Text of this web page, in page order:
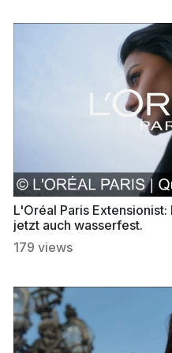
L'Oréal Paris
jetzt auch wasserfest.
179 views